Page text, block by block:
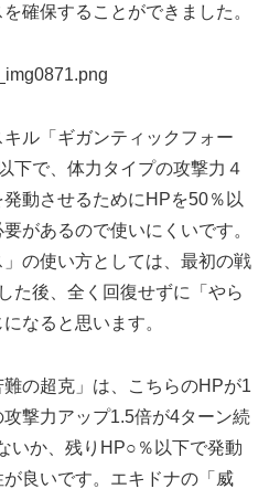
確保することができました。
ル「ギガンティックフォー
下で、体力タイプの攻撃力４
動させるためにHPを50％以
があるので使いにくいです。
」の使い方としては、最初の戦
た後、全く回復せずに「やら
なると思います。
の超克」は、こちらのHPが1
撃力アップ1.5倍が4ターン続
いか、残りHP○％以下で発動
良いです。エキドナの「威